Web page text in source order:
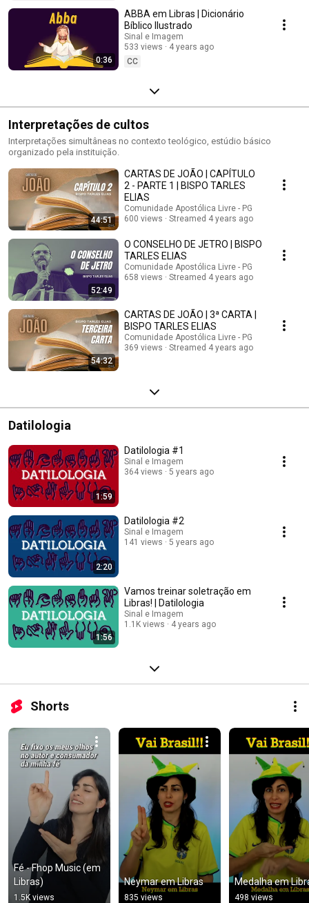
0:36
ABBA em Libras | Dicionário
Bíblico Ilustrado
Sinal e Imagem
533 views
4 years ago
CC
Interpretações de cultos
Interpretações simultâneas no contexto teológico, estúdio básico
organizado pela instituição.
44:51
CARTAS DE JOÃO | CAPÍTULO
2 - PARTE 1 | BISPO TARLES
ELIAS
Comunidade Apostólica Livre - PG
600 views
Streamed 4 years ago
52:49
O CONSELHO DE JETRO | BISPO
TARLES ELIAS
Comunidade Apostólica Livre - PG
658 views
Streamed 4 years ago
54:32
CARTAS DE JOÃO | 3ª CARTA |
BISPO TARLES ELIAS
Comunidade Apostólica Livre - PG
369 views
Streamed 4 years ago
Datilologia
1:59
Datilologia #1
Sinal e Imagem
364 views
5 years ago
2:20
Datilologia #2
Sinal e Imagem
141 views
5 years ago
1:56
Vamos treinar soletração em
Libras! | Datilologia
Sinal e Imagem
1.1K views
4 years ago
Shorts
Fé - Fhop Music (em
Libras)
1.5K views
Neymar em Libras
835 views
Medalha em
498 views